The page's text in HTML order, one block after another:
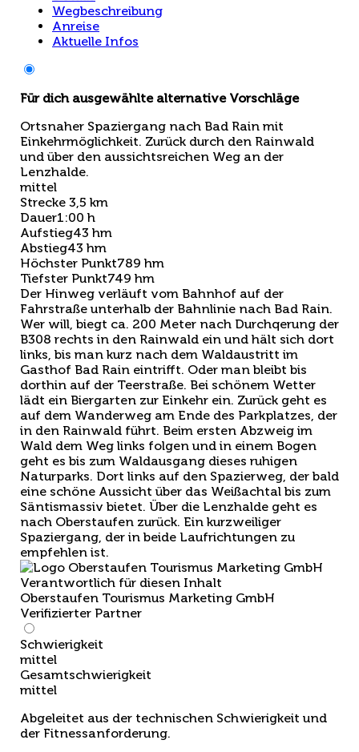
Wegbeschreibung
Anreise
Aktuelle Infos
Für dich ausgewählte alternative Vorschläge
Ortsnaher Spaziergang nach Bad Rain mit
Einkehrmöglichkeit. Zurück durch den Rainwald
und über den aussichtsreichen Weg an der
Lenzhalde.
mittel
Strecke 3,5 km
Dauer1:00 h
Aufstieg43 hm
Abstieg43 hm
Höchster Punkt789 hm
Tiefster Punkt749 hm
Der Hinweg verläuft vom Bahnhof auf der
Fahrstraße unterhalb der Bahnlinie nach Bad Rain.
Wer will, biegt ca. 200 Meter nach Durchqerung der
B308 rechts in den Rainwald ein und hält sich dort
links, bis man kurz nach dem Waldaustritt im
Gasthof Bad Rain eintrifft. Oder man bleibt bis
dorthin auf der Teerstraße. Bei schönem Wetter
lädt ein Biergarten zur Einkehr ein. Zurück geht es
auf dem Wanderweg am Ende des Parkplatzes, der
in den Rainwald führt. Beim ersten Abzweig im
Wald dem Weg links folgen und in einem Bogen
geht es bis zum Waldausgang dieses ruhigen
Naturparks. Dort links auf den Spazierweg, der bald
eine schöne Aussicht über das Weißachtal bis zum
Säntismassiv bietet. Über die Lenzhalde geht es
nach Oberstaufen zurück. Ein kurzweiliger
Spaziergang, der in beide Laufrichtungen zu
empfehlen ist.
Verantwortlich für diesen Inhalt
Oberstaufen Tourismus Marketing GmbH
Verifizierter Partner
Schwierigkeit
mittel
Gesamtschwierigkeit
mittel
Abgeleitet aus der technischen Schwierigkeit und
der Fitnessanforderung.